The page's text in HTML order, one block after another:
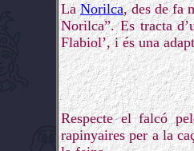
LaNorilca, des de fa
Norilca”. Es tracta
Flabiol’, i és una
Respecte el falcó
rapinyaires per a la